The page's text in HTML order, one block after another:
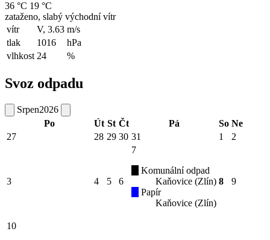
36 °C 19 °C
zataženo, slabý východní vítr
vítr
V, 3.63 m/s
tlak
1016
hPa
vlhkost 24 %
Svoz odpadu
Srpen2026
Po
Út St Čt Pá So Ne
27
28 29 30 31 1 2
3 4 5 6
7
Komunální odpad
Kaňovice (Zlín)
Papír
Kaňovice (Zlín)
8 9
10